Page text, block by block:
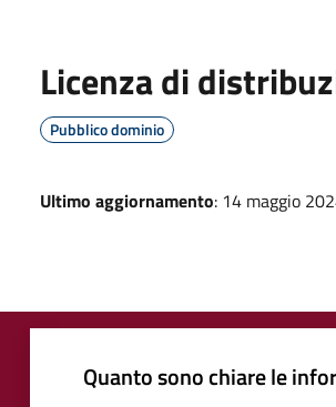
Licenza di
Pubblico dominio
Ultimo aggiornamento: 14 maggio
Quanto sono chiare le